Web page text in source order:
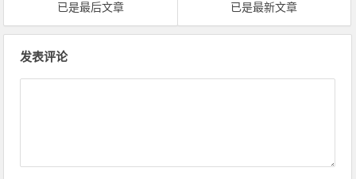
已是最后文章
已是最新文章
发表评论